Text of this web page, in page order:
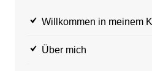
Willkommen in meinem
Über mich